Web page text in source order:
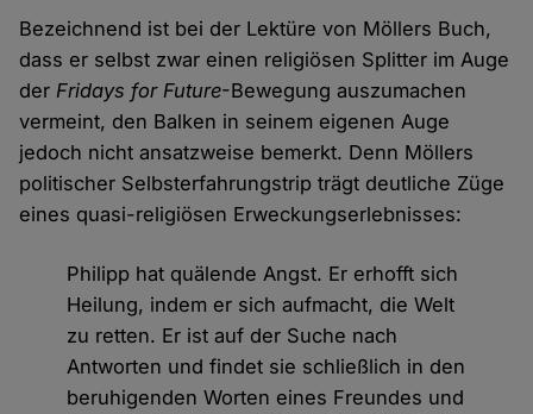
Bezeichnend ist bei der Lektüre von Möllers Buch,
dass er selbst zwar einen religiösen Splitter im Auge
der Fridays for Future-Bewegung auszumachen
vermeint, den Balken in seinem eigenen Auge
jedoch nicht ansatzweise bemerkt. Denn Möllers
politischer Selbsterfahrungstrip trägt deutliche Züge
eines quasi-religiösen Erweckungserlebnisses:
Philipp hat quälende Angst. Er erhofft sich
Heilung, indem er sich aufmacht, die Welt
zu retten. Er ist auf der Suche nach
Antworten und findet sie schließlich in den
beruhigenden Worten eines Freundes und